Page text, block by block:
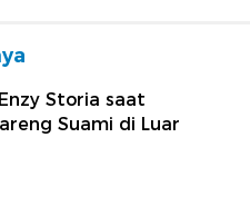
Storia saat
Suami di Luar